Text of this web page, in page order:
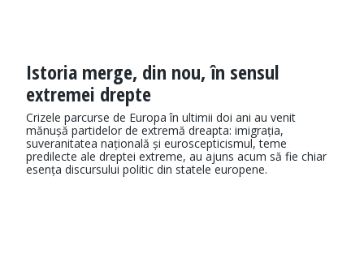
Istoria merge, din nou, în sensul
extremei drepte
Crizele parcurse de Europa în ultimii doi ani au venit
mănușă partidelor de extremă dreapta: imigrația,
suveranitatea națională și euroscepticismul, teme
predilecte ale dreptei extreme, au ajuns acum să fie chiar
esența discursului politic din statele europene.